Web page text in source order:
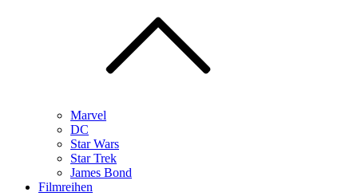
Marvel
DC
Star Wars
Star Trek
James Bond
Filmreihen